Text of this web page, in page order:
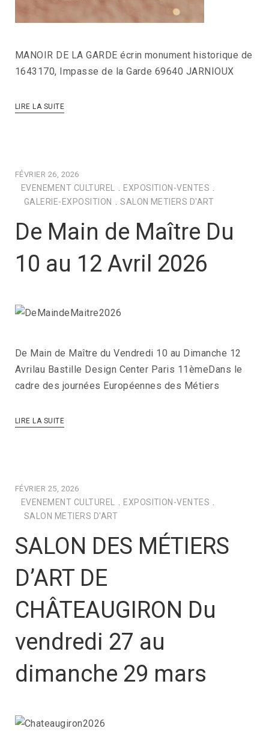
MANOIR DE LA GARDE écrin monument historique de
1643170, Impasse de la Garde 69640 JARNIOUX
LIRE LA SUITE
FÉVRIER 26, 2026
EVENEMENT CULTUREL EXPOSITION-VENTES
GALERIE-EXPOSITION
SALON METIERS D'ART
De Main de Maître Du
10 au 12 Avril 2026
De Main de Maître du Vendredi 10 au Dimanche 12
Avrilau Bastille Design Center Paris 11èmeDans le
cadre des journées Européennes des Métiers
LIRE LA SUITE
FÉVRIER 25, 2026
EVENEMENT CULTUREL . EXPOSITION-VENTES .
SALON METIERS D'ART
SALON DES MÉTIERS
D’ART DE
CHÂTEAUGIRON Du
vendredi 27 au
dimanche 29 mars